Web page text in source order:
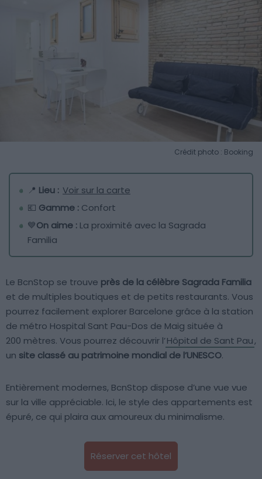
Crédit photo : Booking
📍 Lieu : Voir sur la carte
💶 Gamme : Confort
💙On aime : La proximité avec la Sagrada
Familia
Le BcnStop se trouve près de la célèbre Sagrada Familia
et de multiples boutiques et de petits restaurants. Vous
pourrez facilement explorer Barcelone grâce à la station
de métro Hospital Sant Pau-Dos de Maig située à
200 mètres. Vous pourrez découvrir l’Hôpital de Sant Pau,
un site classé au patrimoine mondial de l’UNESCO.
Entièrement modernes, BcnStop dispose d’une vue vue
sur la ville appréciable. Ici, le style des appartements est
épuré, ce qui plaira aux amoureux du minimalisme.
Réserver cet hôtel